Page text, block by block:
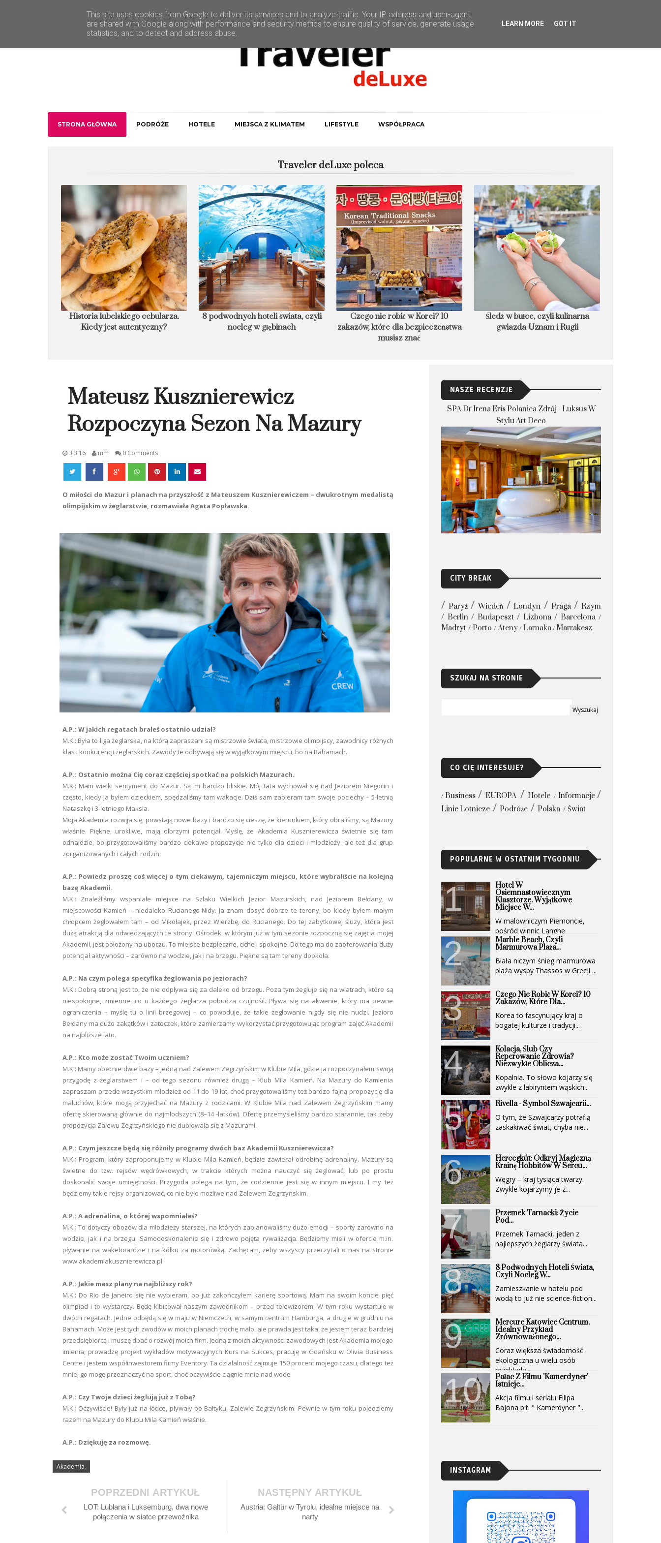
O Traveler deLuxe
STRONA GŁÓWNA PODRÓŻE HOTELE MIEJSCA Z KLIMATEM LIFESTYLE WSPÓŁPRACA
Traveler deLuxe poleca
Historia lubelskiego cebularza.
Kiedy jest autentyczny?
8 podwodnych hoteli świata, czyli
nocleg w głębinach
Czego nie robić w Korei? 10
zakazów, które dla bezpieczeństwa
musisz znać
Śledź w bułce, czyli kulinarna
gwiazda Uznam i Rugii
Akademia,
Mateusz Kusznierewicz
Rozpoczyna Sezon Na Mazury
3.3.16 mm 0 Comments
O miłości do Mazur i planach na przyszłość z Mateuszem Kusznierewiczem – dwukrotnym medalistą
olimpijskim w żeglarstwie, rozmawiała Agata Popławska.
A.P.: W jakich regatach brałeś ostatnio udział?
M.K.: Była to liga żeglarska, na którą zapraszani są mistrzowie świata, mistrzowie olimpijscy, zawodnicy różnych
klas i konkurencji żeglarskich. Zawody te odbywają się w wyjątkowym miejscu, bo na Bahamach.
A.P.: Ostatnio można Cię coraz częściej spotkać na polskich Mazurach.
M.K.: Mam wielki sentyment do Mazur. Są mi bardzo bliskie. Mój tata wychował się nad Jeziorem Niegocin i
często, kiedy ja byłem dzieckiem, spędzaliśmy tam wakacje. Dziś sam zabieram tam swoje pociechy – 5-letnią
Nataszkę i 3-letniego Maksia.
Moja Akademia rozwija się, powstają nowe bazy i bardzo się cieszę, że kierunkiem, który obraliśmy, są Mazury
właśnie. Piękne, urokliwe, mają olbrzymi potencjał. Myślę, że Akademia Kusznierewicza świetnie się tam
odnajdzie, bo przygotowaliśmy bardzo ciekawe propozycje nie tylko dla dzieci i młodzieży, ale też dla grup
zorganizowanych i całych rodzin.
A.P.: Powiedz proszę coś więcej o tym ciekawym, tajemniczym miejscu, które wybraliście na kolejną
bazę Akademii.
M.K.: Znaleźliśmy wspaniałe miejsce na Szlaku Wielkich Jezior Mazurskich, nad Jeziorem Bełdany, w
miejscowości Kamień – niedaleko Rucianego-Nidy. Ja znam dosyć dobrze te tereny, bo kiedy byłem małym
chłopcem żeglowałem tam – od Mikołajek, przez Wierzbę, do Rucianego. Do tej zabytkowej śluzy, która jest
dużą atrakcją dla odwiedzających te strony. Ośrodek, w którym już w tym sezonie rozpoczną się zajęcia mojej
Akademii, jest położony na uboczu. To miejsce bezpieczne, ciche i spokojne. Do tego ma do zaoferowania duży
potencjał aktywności – zarówno na wodzie, jak i na brzegu. Piękne są tam tereny dookoła.
A.P.: Na czym polega specyfika żeglowania po jeziorach?
M.K.: Dobrą stroną jest to, że nie odpływa się za daleko od brzegu. Poza tym żegluje się na wiatrach, które są
niespokojne, zmienne, co u każdego żeglarza pobudza czujność. Pływa się na akwenie, który ma pewne
ograniczenia – myślę tu o linii brzegowej – co powoduje, że takie żeglowanie nigdy się nie nudzi. Jezioro
Bełdany ma dużo zakątków i zatoczek, które zamierzamy wykorzystać przygotowując program zajęć Akademii
na najbliższe lato.
A.P.: Kto może zostać Twoim uczniem?
M.K.: Mamy obecnie dwie bazy – jedną nad Zalewem Zegrzyńskim w Klubie Mila, gdzie ja rozpoczynałem swoją
przygodę z żeglarstwem i – od tego sezonu również drugą – Klub Mila Kamień. Na Mazury do Kamienia
zapraszam przede wszystkim młodzież od 11 do 19 lat, choć przygotowaliśmy też bardzo fajną propozycję dla
maluchów, które mogą przyjechać na Mazury z rodzicami. W Klubie Mila nad Zalewem Zegrzyńskim mamy
ofertę skierowaną głównie do najmłodszych (8–14 -latków). Ofertę przemyśleliśmy bardzo starannie, tak żeby
propozycja Zalewu Zegrzyńskiego nie dublowała się z Mazurami.
A.P.: Czym jeszcze będą się różniły programy dwóch baz Akademii Kusznierewicza?
M.K.: Program, który zaproponujemy w Klubie Mila Kamień, będzie zawierał odrobinę adrenaliny. Mazury są
świetne do tzw. rejsów wędrówkowych, w trakcie których można nauczyć się żeglować, lub po prostu
doskonalić swoje umiejętności. Przygoda polega na tym, że codziennie jest się w innym miejscu. I my też
będziemy takie rejsy organizować, co nie było możliwe nad Zalewem Zegrzyńskim.
A.P.: A adrenalina, o której wspomniałeś?
M.K.: To dotyczy obozów dla młodzieży starszej, na których zaplanowaliśmy dużo emocji – sporty zarówno na
wodzie, jak i na brzegu. Samodoskonalenie się i zdrowo pojęta rywalizacja. Będziemy mieli w ofercie m.in.
pływanie na wakeboardzie i na kółku za motorówką. Zachęcam, żeby wszyscy przeczytali o nas na stronie
www.akademiakusznierewicza.pl.
A.P.: Jakie masz plany na najbliższy rok?
M.K.: Do Rio de Janeiro się nie wybieram, bo już zakończyłem karierę sportową. Mam na swoim koncie pięć
olimpiad i to wystarczy. Będę kibicował naszym zawodnikom – przed telewizorem. W tym roku wystartuję w
dwóch regatach. Jedne odbędą się w maju w Niemczech, w samym centrum Hamburga, a drugie w grudniu na
Bahamach. Może jest tych zwodów w moich planach trochę mało, ale prawda jest taka, że jestem teraz bardziej
przedsiębiorcą i muszę dbać o rozwój moich firm. Jedną z moich aktywności zawodowych jest Akademia mojego
imienia, prowadzę projekt wykładów motywacyjnych Kurs na Sukces, pracuję w Gdańsku w Olivia Business
Centre i jestem współinwestorem firmy Eventory. Ta działalność zajmuje 150 procent mojego czasu, dlatego też
mniej go mogę przeznaczyć na sport, choć oczywiście ciągnie mnie nad wodę.
A.P.: Czy Twoje dzieci żeglują już z Tobą?
M.K.: Oczywiście! Były już na łódce, pływały po Bałtyku, Zalewie Zegrzyńskim. Pewnie w tym roku pojedziemy
razem na Mazury do Klubu Mila Kamień właśnie.
A.P.: Dziękuję za rozmowę.
NASTĘPNY ARTYKUŁ
Austria: Galtür w Tyrolu, idealne miejsce na
narty
POPRZEDNI ARTYKUŁ
LOT: Lublana i Luksemburg, dwa nowe
połączenia w siatce przewoźnika
NASZE RECENZJE
SPA Dr Irena Eris Polanica Zdrój - Luksus W
Stylu Art Deco
CITY BREAK
Paryż Wiedeń Londyn Praga
Rzym
Berlin
Budapeszt Lizbona
Barcelona
Madryt
Porto Ateny Larnaka Marrakesz
SZUKAJ NA STRONIE
CO CIĘ INTERESUJE?
Business EUROPA Hotele
Informacje
Linie Lotnicze
Podróże Polska Świat
POPULARNE W OSTATNIM TYGODNIU
Hotel W
Osiemnastowiecznym
Klasztorze. Wyjątkowe
Miejsce W...
W malowniczym Piemoncie,
pośród winnic Langhe
(UNESCO)...
Marble Beach, Czyli
Marmurowa Plaża...
Biała niczym śnieg marmurowa
plaża wyspy Thassos w Grecji ...
Czego Nie Robić W Korei? 10
Zakazów, Które Dla...
Korea to fascynujący kraj o
bogatej kulturze i tradycji...
Kolacja, Ślub Czy
Reperowanie Zdrowia?
Niezwykłe Oblicza...
Kopalnia. To słowo kojarzy się
zwykle z labiryntem wąskich...
Rivella - Symbol Szwajcarii...
O tym, że Szwajcarzy potrafią
zaskakiwać świat, chyba nie...
Hercegkút: Odkryj Magiczną
Krainę Hobbitów W Sercu...
Węgry – kraj tysiąca twarzy.
Zwykle kojarzymy je z...
Przemek Tarnacki: Życie
Pod...
Przemek Tarnacki, jeden z
najlepszych żeglarzy świata...
8 Podwodnych Hoteli Świata,
Czyli Nocleg W...
Zamieszkanie w hotelu pod
wodą to już nie science-fiction...
Mercure Katowice Centrum.
Idealny Przykład
Zrównoważonego...
Coraz większa świadomość
ekologiczna u wielu osób
przekłada...
Pałac Z Filmu 'Kamerdyner'
Istnieje...
Akcja filmu i serialu Filipa
Bajona p.t. " Kamerdyner "...
INSTAGRAM
This site uses cookies from Google to deliver its services and to analyze traffic. Your IP address and user-agent
are shared with Google along with performance and security metrics to ensure quality of service, generate usage
statistics, and to detect and address abuse.
LEARN MORE GOT IT